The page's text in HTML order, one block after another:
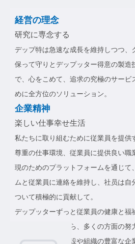
経営の理念
研究に専念する
デップ特は急速な成長を維持しつつ、
保って守りとデップッター得意の製造
で、心をこめて、追求の究極のサービ
めに全方位のソリューション。
企業精神
楽しい仕事幸せ生活
私たちに取り組むために従業員を提供
尊重の仕事環境、従業員に提供良い職
現のためのプラットフォームを通じて
ムと従業員に連絡を維持し、社员は自
ついて積極的に貢献して。
デップッターずっと従業員の健康と福
の利益を続けながら、多くの方面の
どの向上、娯楽施設や組織の豊富な